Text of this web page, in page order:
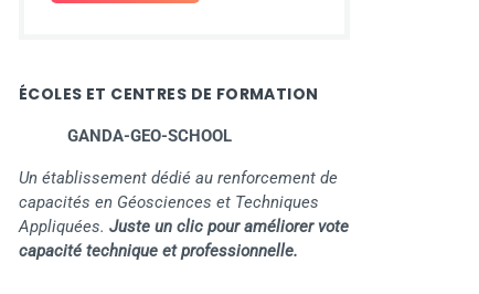
ÉCOLES ET CENTRES DE FORMATION
GANDA-GEO-SCHOOL
Un établissement dédié au renforcement de
capacités en Géosciences et Techniques
Appliquées. Juste un clic pour améliorer vote
capacité technique et professionnelle.